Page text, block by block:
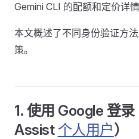
Gemini CLI 的配额和定价详
本文概述了不同身份验证方
策。
1. 使用 Google 登
Assist 个人用户）